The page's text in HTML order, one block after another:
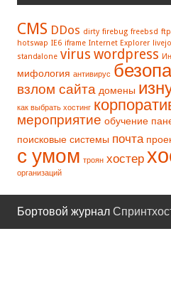
CMS DDos dirty firebug freebsd
hotswap IE6 iframe Internet Explorer
standalone virus wordpress
мифология антивирус
взлом сайта домены
как выбрать хостинг
мероприятие обучение
поисковые системы почта
с умом троян хостер
организаций
Бортовой журнал